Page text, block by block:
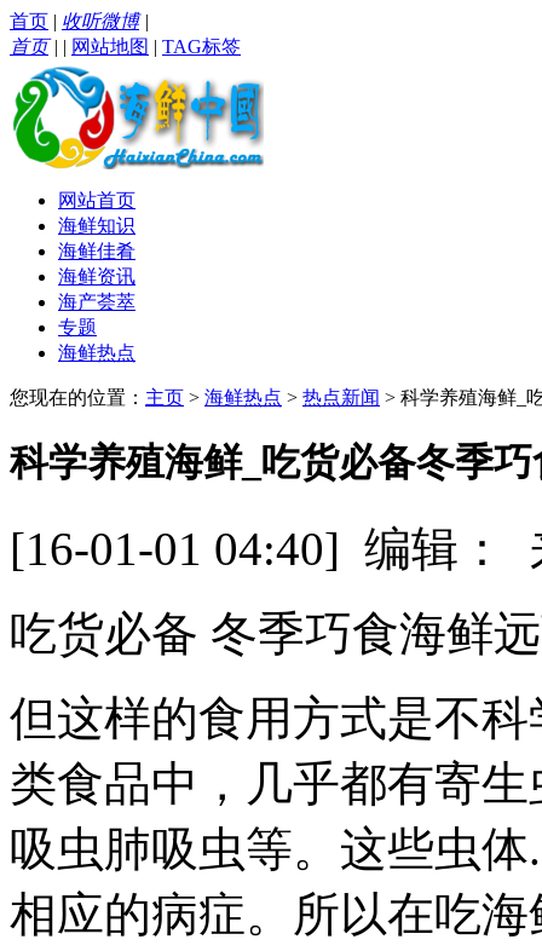
首页 | 收听微博|
首页| | 网站地图 | TAG标签
网站首页
海鲜知识
海鲜佳肴
海鲜资讯
海产荟萃
专题
海鲜热点
您现在的位置： 主页 > 海鲜热点 > 热点新闻 > 科学养殖海鲜_
科学养殖海鲜_吃货必备冬季
[16-01-01 04:40] 编辑
吃货必备 冬季巧食海鲜
但这样的食用方式是不
类食品中，几乎都有寄
吸虫肺吸虫等。这些虫
相应的病症。所以在吃